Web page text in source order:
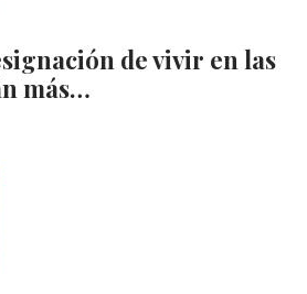
de vivir en las
más…